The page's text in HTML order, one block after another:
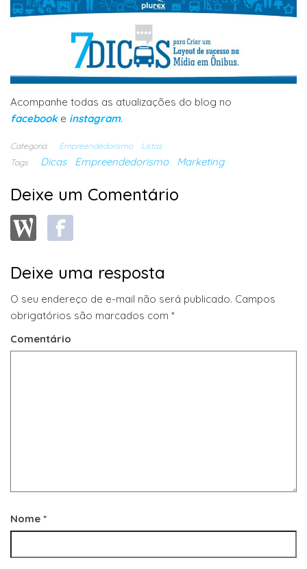
Acompanhe todas as atualizações do blog no
facebooke instagram.
Categoria Empreendedorismo
Listas
Tags
Dicas Empreendedorismo Marketing
Deixe um Comentário
Deixe uma resposta
O seu endereço de e-mail não será publicado. Campos
obrigatórios são marcados com *
Comentário
Nome *